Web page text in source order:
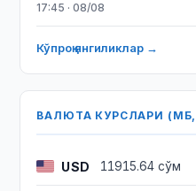
17:45 · 08/08
Кўпроқ янгиликлар →
ВАЛЮТА КУРСЛАРИ (МБ,
USD 11915.64 сўм